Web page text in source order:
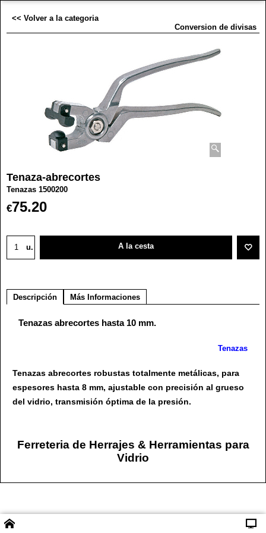
Conversion de divisas
<< Volver a la categoria
Tenaza-abrecortes
Tenazas 1500200
€75.20
u. A la cesta
Descripción Más Informaciones
Tenazas abrecortes hasta 10 mm.
Tenazas
Tenazas abrecortes robustas totalmente metálicas, para
espesores hasta 8 mm, ajustable con precisión al grueso
del vidrio, transmisión óptima de la presión.
Ferreteria de Herrajes & Herramientas para
Vidrio